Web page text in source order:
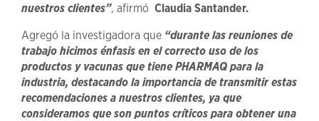
nuestros clientes”, afirmó Claudia Santander.
Agregó la investigadora que “durante las reuniones de
trabajo hicimos énfasis en el correcto uso de los
productos y vacunas que tiene PHARMAQ para la
industria, destacando la importancia de transmitir estas
recomendaciones a nuestros clientes, ya que
consideramos que son puntos críticos para obtener una